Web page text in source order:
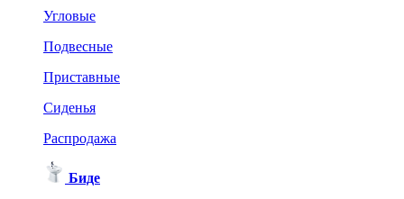
Угловые
Подвесные
Приставные
Сиденья
Распродажа
Биде